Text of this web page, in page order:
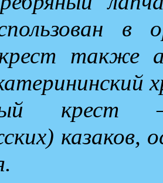
в
также
крест
казаков,